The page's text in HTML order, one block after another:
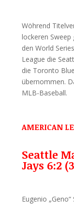
Wöhrend
lockeren
den World
League die
die Toronto
übernommen.
MLB-Baseball.
AMERICAN
Seattle
Jays 6:2
Eugenio